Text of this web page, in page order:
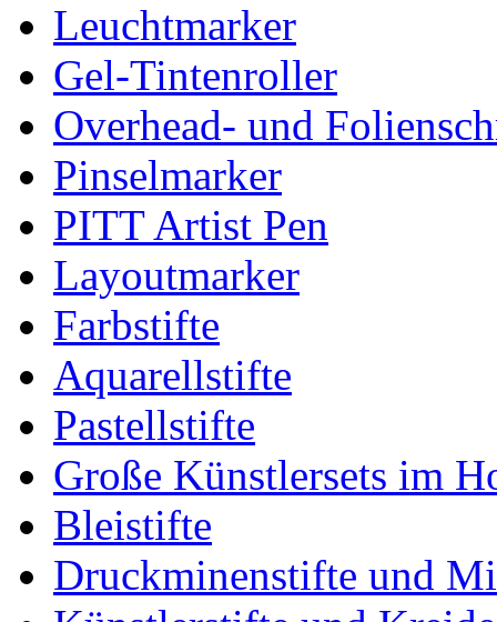
Leuchtmarker
Gel-Tintenroller
Overhead- und
Pinselmarker
PITT Artist Pen
Layoutmarker
Farbstifte
Aquarellstifte
Pastellstifte
Große Künstlersets im
Bleistifte
Druckminenstifte und